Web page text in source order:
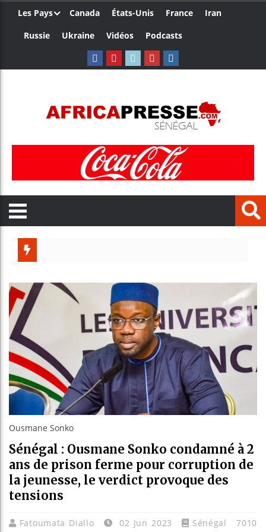
Les Pays Canada États-Unis France
Iran
Russie
Ukraine Vidéos Podcasts
Bénin
Aliko
Ousmane Sonko
Sénégal : Ousmane Sonko condamné à 2
ans de prison ferme pour corruption de
la jeunesse, le verdict provoque des
tensions
Fatoumata Diallo 02 Jun 2023 Sénégal
7010